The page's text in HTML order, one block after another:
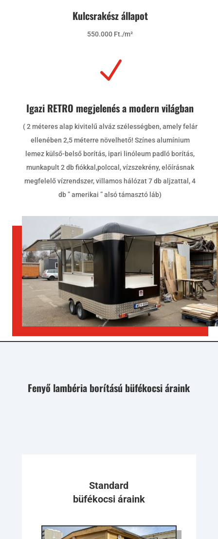
Kulcsrakész állapot
550.000 Ft./m²
N
Igazi RETRO megjelenés a modern világban
( 2 méteres alap kivitelű alváz szélességben, amely felár
ellenében 2,5 méterre növelhető! Színes alumínium
lemez külső-belső borítás, ipari linóleum padló borítás,
munkapult 2 db fiókkal,polccal, vízszekrény, előírásnak
megfelelő vízrendszer, villamos hálózat 7 db aljzattal, 4
db ” amerikai ” alsó támasztó láb)
Fenyő lambéria borítású büfékocsi áraink
Standard
büfékocsi áraink